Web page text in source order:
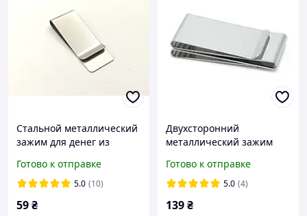
Стальной металлический
зажим для денег из
Готово к отправке
5.0 (10)
59₴
Двухсторонний
металлический зажим
Готово к отправке
5.0 (4)
139₴